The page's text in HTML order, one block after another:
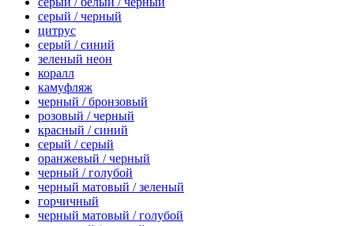
серый / черный
цитрус
серый / синий
зеленый неон
коралл
камуфляж
черный / бронзовый
розовый / черный
красный / синий
серый / серый
оранжевый / черный
черный / голубой
черный матовый / зеленый
горчичный
черный матовый / голубой